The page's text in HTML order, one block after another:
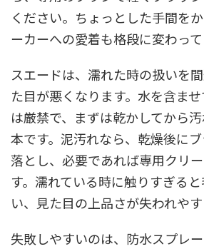
ください。ちょっとした手間を
ーカーへの愛着も格段に変わって
スエードは、濡れた時の扱いを
た目が悪くなります。水を含ま
は厳禁で、まずは乾かしてから
本です。泥汚れなら、乾燥後に
落とし、必要であれば専用クリ
す。濡れている時に触りすぎる
い、見た目の上品さが失われやす
失敗しやすいのは、防水スプレ